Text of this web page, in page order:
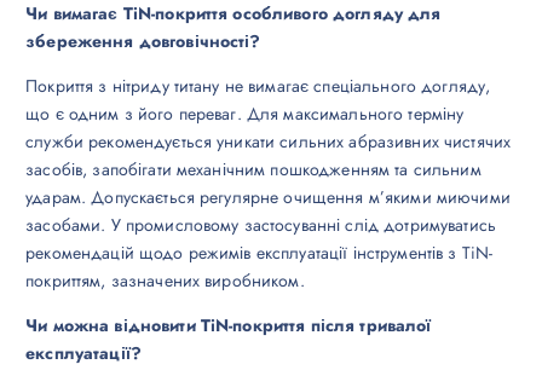
Чи вимагає TiN-покриття особливого догляду для
збереження довговічності?
Покриття з нітриду титану не вимагає спеціального догляду,
що є одним з його переваг. Для максимального терміну
служби рекомендується уникати сильних абразивних чистячих
засобів, запобігати механічним пошкодженням та сильним
ударам. Допускається регулярне очищення м’якими миючими
засобами. У промисловому застосуванні слід дотримуватись
рекомендацій щодо режимів експлуатації інструментів з TiN-
покриттям, зазначених виробником.
Чи можна відновити TiN-покриття після тривалої
експлуатації?